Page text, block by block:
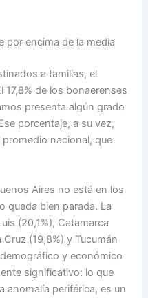
por encima de la media
a familias, el
de los bonaerenses
presenta algún grado
porcentaje, a su vez,
nacional, que
Aires no está en los
queda bien parada. La
(20,1%), Catamarca
(19,8%) y Tucumán
y económico
significativo: lo que
anomalía periférica, es un